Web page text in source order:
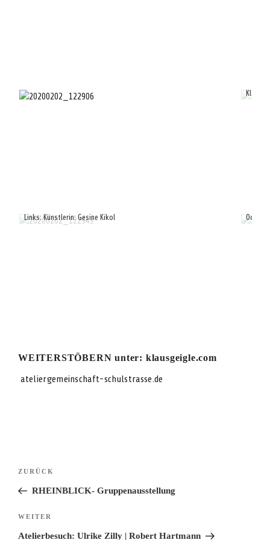
Klaus
Links: Künstlerin: Gesine Kikol Odilo
WEITERSTÖBERN unter: klausgeigle.com
ateliergemeinschaft-schulstrasse.de
Beitragsnavigation
Vorheriger
Beitrag
ZURÜCK
RHEINBLICK- Gruppenausstellung
Nächster
Beitrag
WEITER
Atelierbesuch: Ulrike Zilly | Robert Hartmann